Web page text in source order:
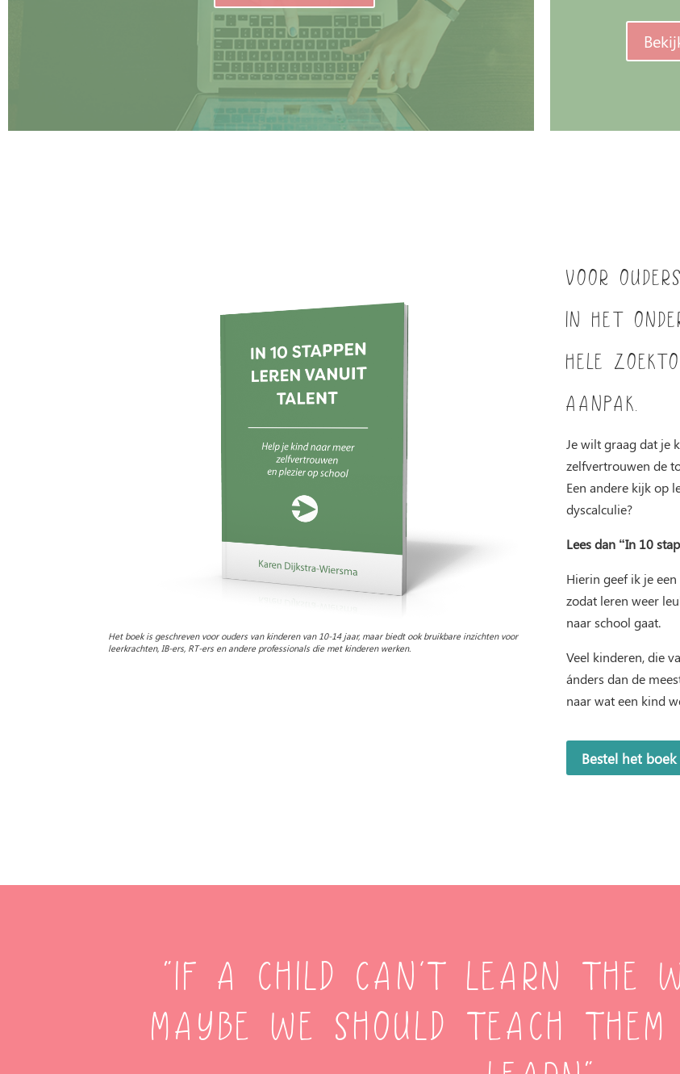
Het boek is geschreven voor ouders van kinderen van 10-14 jaar, maar biedt ook bruikbare inzichten voor
leerkrachten, IB-ers, RT-ers en andere professionals die met kinderen werken.
Voor
in het
hele
aanpak.
Je wilt graag dat je
zelfvertrouwen de
Een andere kijk op
dyscalculie?
Lees dan “In 10
Hierin geef ik je
zodat leren weer
naar school gaat.
Veel kinderen, die
ánders dan de
naar wat een kind
Bestel het boek
“If a child can’t learn the
maybe we should teach